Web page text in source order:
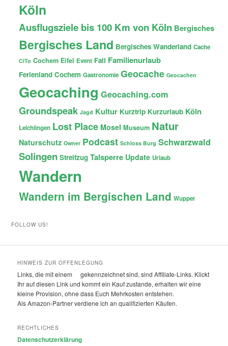
Köln
Ausflugsziele bis 100 Km von Köln Bergisches
Bergisches Land Bergisches Wanderland Cache
CiTo Cochem Eifel Event Fail Familienurlaub
Ferienland Cochem Gastronomie Geocache Geocachen
Geocaching Geocaching.com
Groundspeak Jagd Kultur Kurztrip Kurzurlaub Köln
Leichlingen Lost Place Mosel Museum Natur
Naturschutz Owner Podcast Schloss Burg Schwarzwald
Solingen Streifzug Talsperre Update Urlaub
Wandern
Wandern im Bergischen Land Wupper
FOLLOW US!
HINWEIS ZUR OFFENLEGUNG
Links, die mit einem
gekennzeichnet sind, sind Affiliate-Links. Klickt
Ihr auf diesen Link und kommt ein Kauf zustande, erhalten wir eine
kleine Provision, ohne dass Euch Mehrkosten entstehen.
Als Amazon-Partner verdiene ich an qualifizierten Käufen.
RECHTLICHES
Datenschutzerklärung